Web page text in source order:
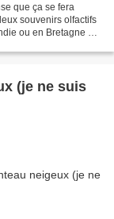
que ça se fera
souvenirs olfactifs
ou en Bretagne ou
(je ne suis